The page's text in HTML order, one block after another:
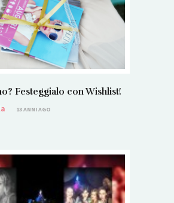
Festeggialo con Wishlist!
13 ANNI AGO